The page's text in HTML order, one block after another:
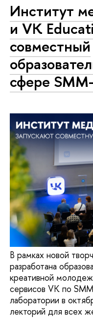
Институт
и VK
совместный
сфере
В рамках новой
разработана
креативной
сервисов VK по
лаборатории в
лекторий для всех